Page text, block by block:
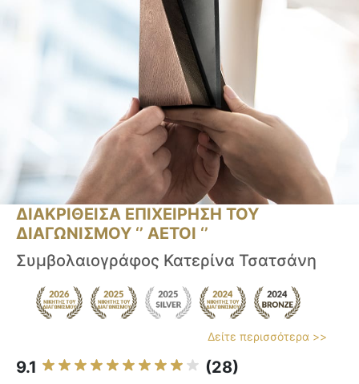
ΔΙΑΚΡΙΘΕΙΣΑ ΕΠΙΧΕΙΡΗΣΗ ΤΟΥ
ΔΙΑΓΩΝΙΣΜΟΥ ‘’ ΑΕΤΟΙ ‘’
Συμβολαιογράφος Κατερίνα Τσατσάνη
Δείτε περισσότερα >>
9.1 (28)